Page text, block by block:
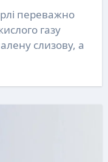
газу
слизову, а